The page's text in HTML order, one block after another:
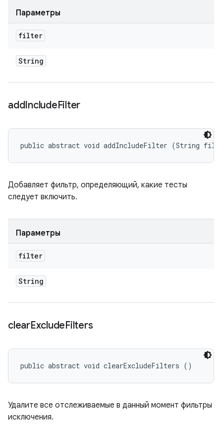
Параметры
filter
String
addIncludeFilter
public abstract void addIncludeFilter (String
Добавляет фильтр, определяющий, какие тесты
следует включить.
Параметры
filter
String
clearExcludeFilters
public abstract void clearExcludeFilters ()
Удалите все отслеживаемые в данный момент фильтры
исключения.